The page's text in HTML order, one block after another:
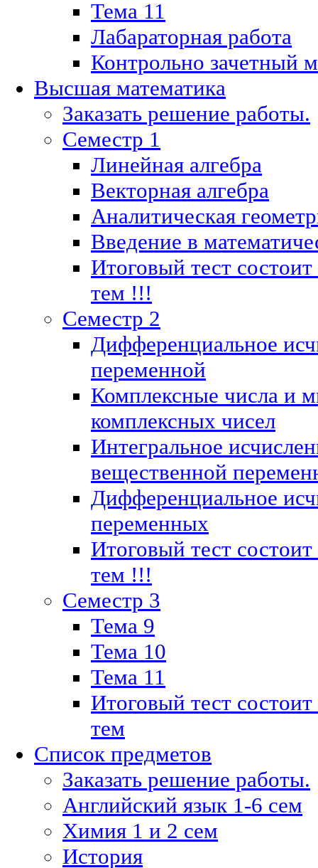
Тема 11
Лабараторная работа
Контрольно зачетный
Высшая математика
Заказать решение работы.
Семестр 1
Линейная алгебра
Векторная алгебра
Аналитическая
Введение в
Итоговый тест
тем !!!
Семестр 2
Дифференциальное
переменной
Комплексные числа и
комплексных чисел
Интегральное
вещественной
Дифференциальное
переменных
Итоговый тест
тем !!!
Семестр 3
Тема 9
Тема 10
Тема 11
Итоговый тест
тем
Список предметов
Заказать решение работы.
Английский язык 1-6 сем
Химия 1 и 2 сем
История